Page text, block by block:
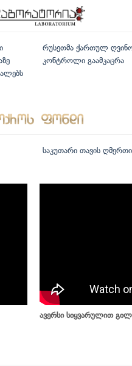
რუსეთმა ქართულ
კონტროლი გაამკაცრა
საკუთარი თავის ღმერთი
ავერსი სიყვარულით